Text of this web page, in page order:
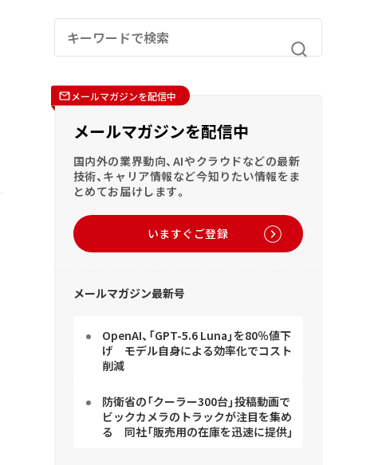
メールマガジンを配信中
メールマガジンを配信中
国内外の業界動向、AIやクラウドなどの最新
技術、キャリア情報など今知りたい情報をま
とめてお届けします。
いますぐご登録
メールマガジン最新号
OpenAI、「GPT-5.6 Luna」を80％値下
げ モデル自身による効率化でコスト
削減
防衛省の「クーラー300台」投稿動画で
ビックカメラのトラックが注目を集め
る 同社「販売用の在庫を迅速に提供」